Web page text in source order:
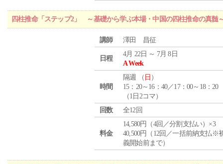
四柱推命「ステップ2」 ～基礎から学ぶ本場・中国の四柱推命の真髄
講師 澤田 昌征
日程
4月 22日 ～ 7月 8日
A Week
時間
隔週 （ 日 ）
15：20～16：40／17：00～18：20
（1日2コマ）
回数
全12回
料金
14,580円（4回／分割支払い）×3
40,500円（12回／一括前納支払※
義開始前まで）